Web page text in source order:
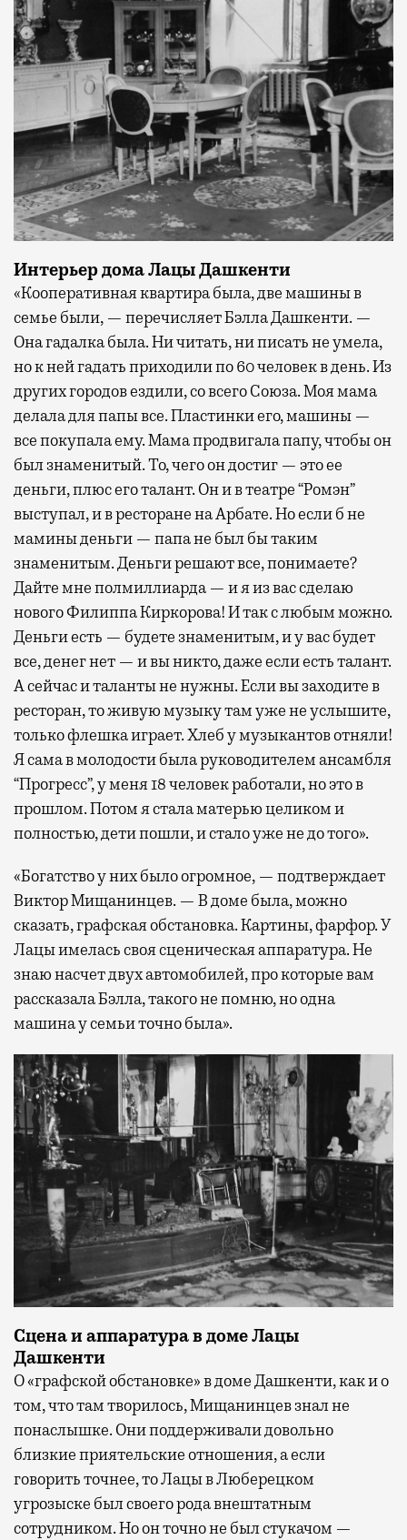
Интерьер дома Лацы Дашкенти
«Кооперативная квартира была, две машины в
семье были, — перечисляет Бэлла Дашкенти. —
Она гадалка была. Ни читать, ни писать не умела,
но к ней гадать приходили по 60 человек в день. Из
других городов ездили, со всего Союза. Моя мама
делала для папы все. Пластинки его, машины —
все покупала ему. Мама продвигала папу, чтобы он
был знаменитый. То, чего он достиг — это ее
деньги, плюс его талант. Он и в театре “Ромэн”
выступал, и в ресторане на Арбате. Но если б не
мамины деньги — папа не был бы таким
знаменитым. Деньги решают все, понимаете?
Дайте мне полмиллиарда — и я из вас сделаю
нового Филиппа Киркорова! И так с любым можно.
Деньги есть — будете знаменитым, и у вас будет
все, денег нет — и вы никто, даже если есть талант.
А сейчас и таланты не нужны. Если вы заходите в
ресторан, то живую музыку там уже не услышите,
только флешка играет. Хлеб у музыкантов отняли!
Я сама в молодости была руководителем ансамбля
“Прогресс”, у меня 18 человек работали, но это в
прошлом. Потом я стала матерью целиком и
полностью, дети пошли, и стало уже не до того».
«Богатство у них было огромное, — подтверждает
Виктор Мищанинцев. — В доме была, можно
сказать, графская обстановка. Картины, фарфор. У
Лацы имелась своя сценическая аппаратура. Не
знаю насчет двух автомобилей, про которые вам
рассказала Бэлла, такого не помню, но одна
машина у семьи точно была».
Сцена и аппаратура в доме Лацы
Дашкенти
О «графской обстановке» в доме Дашкенти, как и о
том, что там творилось, Мищанинцев знал не
понаслышке. Они поддерживали довольно
близкие приятельские отношения, а если
говорить точнее, то Лацы в Люберецком
угрозыске был своего рода внештатным
сотрудником. Но он точно не был стукачом —